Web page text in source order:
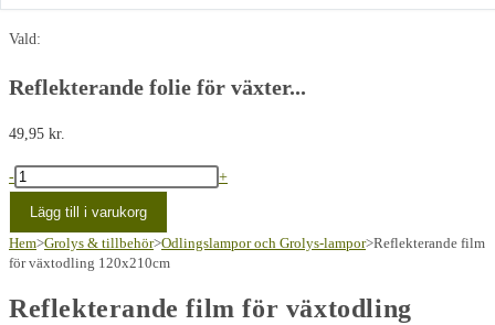
Vald:
Reflekterande folie för växter...
49,95 kr.
Reflekterende
folie
til
plante
120x210cm
- +
Lägg till i varukorg
Hem>Grolys & tillbehör>Odlingslampor och Grolys-lampor>Reflekterande film
för växtodling 120x210cm
Reflekterande film för växtodling